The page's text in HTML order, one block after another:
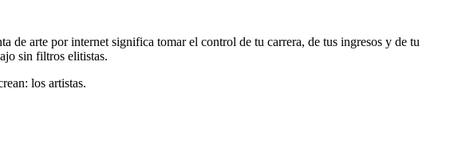
de arte por internet significa tomar el control de tu carrera, de tus ingresos y de tu
sin filtros elitistas.
los artistas.